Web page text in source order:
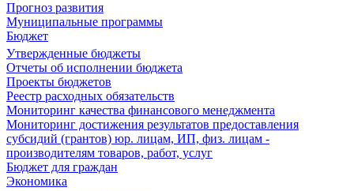
Прогноз развития
Муниципальные программы
Бюджет
Утвержденные бюджеты
Отчеты об исполнении бюджета
Проекты бюджетов
Реестр расходных обязательств
Мониторинг качества финансового менеджмента
Мониторинг достижения результатов предоставления
субсидий (грантов) юр. лицам, ИП, физ. лицам -
производителям товаров, работ, услуг
Бюджет для граждан
Экономика